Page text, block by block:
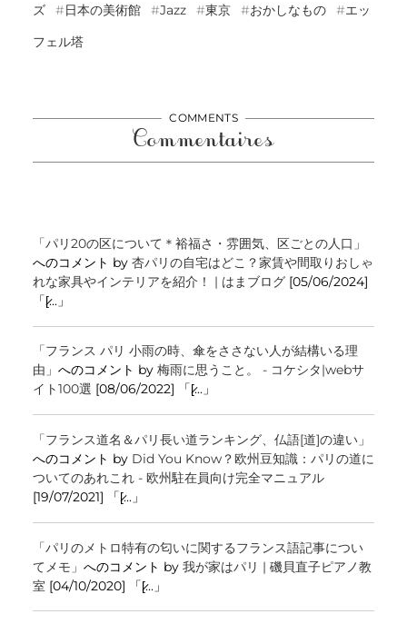
ズ
日本の美術館 Jazz 東京 おかしなもの
エッ
フェル塔
COMMENTS
Commentaires
「パリ20の区について＊裕福さ・雰囲気、区ごとの人口」
へのコメント by 杏パリの自宅はどこ？家賃や間取りおしゃ
れな家具やインテリアを紹介！ | はまブログ[05/06/2024]
「[̷...」
「フランス パリ 小雨の時、傘をささない人が結構いる理
由」 へのコメント by 梅雨に思うこと。 - コケシタ|webサ
イト100選 [08/06/2022] 「[̷...」
「フランス道名＆パリ長い道ランキング、仏語[道]の違い」
へのコメント by Did You Know？欧州豆知識：パリの道に
ついてのあれこれ - 欧州駐在員向け完全マニュアル
[19/07/2021] 「[̷...」
「パリのメトロ特有の匂いに関するフランス語記事につい
てメモ」 へのコメント by 我が家はパリ | 磯貝直子ピアノ教
室 [04/10/2020] 「[̷...」